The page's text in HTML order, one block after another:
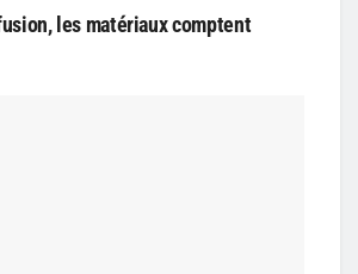
les matériaux comptent